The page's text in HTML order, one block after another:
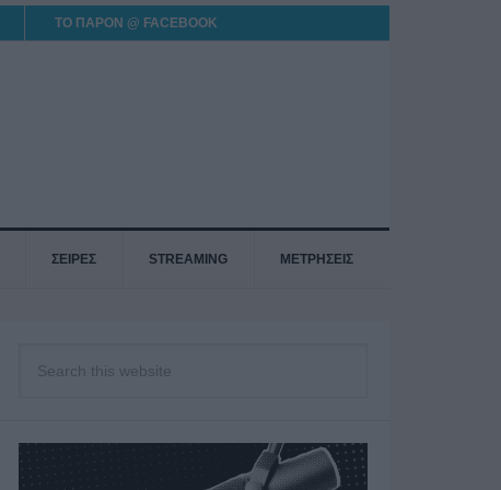
ΤΟ ΠΑΡΟΝ @ FACEBOOK
ΣΕΙΡΕΣ STREAMING ΜΕΤΡΗΣΕΙΣ